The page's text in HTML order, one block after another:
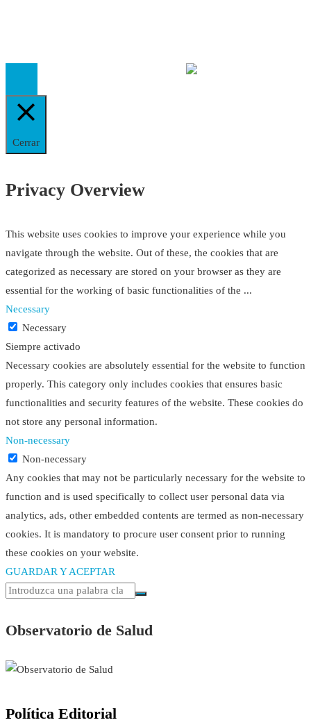
Cerrar
Privacy Overview
This website uses cookies to improve your experience while you
navigate through the website. Out of these, the cookies that are
categorized as necessary are stored on your browser as they are
essential for the working of basic functionalities of the ...
Necessary
Necessary
Siempre activado
Necessary cookies are absolutely essential for the website to function
properly. This category only includes cookies that ensures basic
functionalities and security features of the website. These cookies do
not store any personal information.
Non-necessary
Non-necessary
Any cookies that may not be particularly necessary for the website to
function and is used specifically to collect user personal data via
analytics, ads, other embedded contents are termed as non-necessary
cookies. It is mandatory to procure user consent prior to running
these cookies on your website.
GUARDAR Y ACEPTAR
Observatorio de Salud
Política Editorial